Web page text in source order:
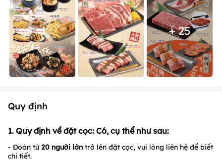
+ 25
Quy định
1. Quy định về đặt cọc: Có, cụ thể như sau:
- Đoàn từ20 người lớn trở lên đặt cọc, vui lòng liên hệ để biết
chi tiết.